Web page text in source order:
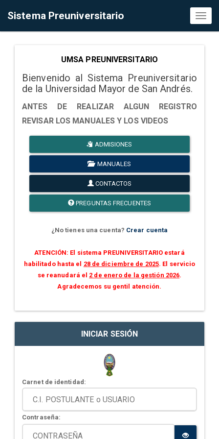
Sistema Preuniversitario
UMSA PREUNIVERSITARIO
Bienvenido al Sistema Preuniversitario
de la Universidad Mayor de San Andrés.
ANTES DE REALIZAR ALGUN REGISTRO
REVISAR LOS MANUALES Y LOS VIDEOS
ADMISIONES
MANUALES
CONTACTOS
PREGUNTAS FRECUENTES
¿No tienes una cuenta? Crear cuenta
ATENCIÓN: El sistema PREUNIVERSITARIO estará
habilitado hasta el 28 de diciembre de 2025. El servicio
se reanudará el 2 de enero de la gestión 2026.
Agradecemos su gentil atención.
INICIAR SESIÓN
Carnet de identidad:
Contraseña: